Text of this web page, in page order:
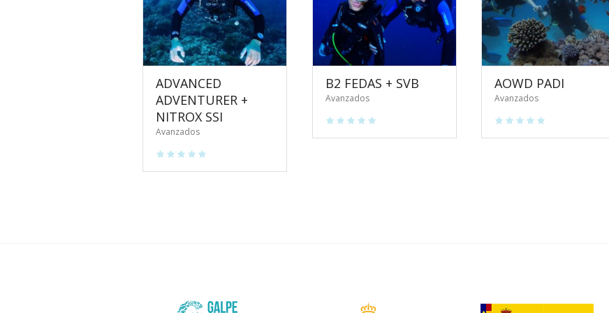
ADVANCED
ADVENTURER +
NITROX SSI
Avanzados
B2 FEDAS + SVB
Avanzados
AOWD PADI
Avanzados